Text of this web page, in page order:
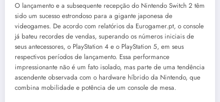
O lançamento e a subsequente recepção do Nintendo Switch 2 têm
sido um sucesso estrondoso para a gigante japonesa de
videogames. De acordo com relatórios da Eurogamer.pt, o console
já bateu recordes de vendas, superando os números iniciais de
seus antecessores, o PlayStation 4 e o PlayStation 5, em seus
respectivos períodos de lançamento. Essa performance
impressionante não é um fato isolado, mas parte de uma tendência
ascendente observada com o hardware híbrido da Nintendo, que
combina mobilidade e potência de um console de mesa.